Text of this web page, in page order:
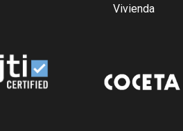
Vivienda